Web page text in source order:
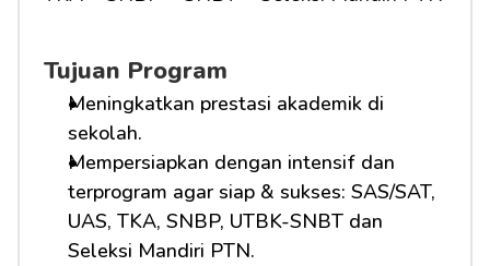
Tujuan Program
Meningkatkan prestasi akademik di
sekolah.
Mempersiapkan dengan intensif dan
terprogram agar siap & sukses: SAS/SAT,
UAS, TKA, SNBP, UTBK-SNBT dan
Seleksi Mandiri PTN.